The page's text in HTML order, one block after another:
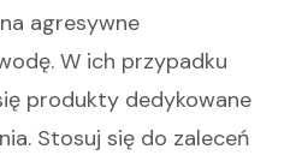
agresywne
W ich przypadku
produkty dedykowane
Stosuj się do zaleceń